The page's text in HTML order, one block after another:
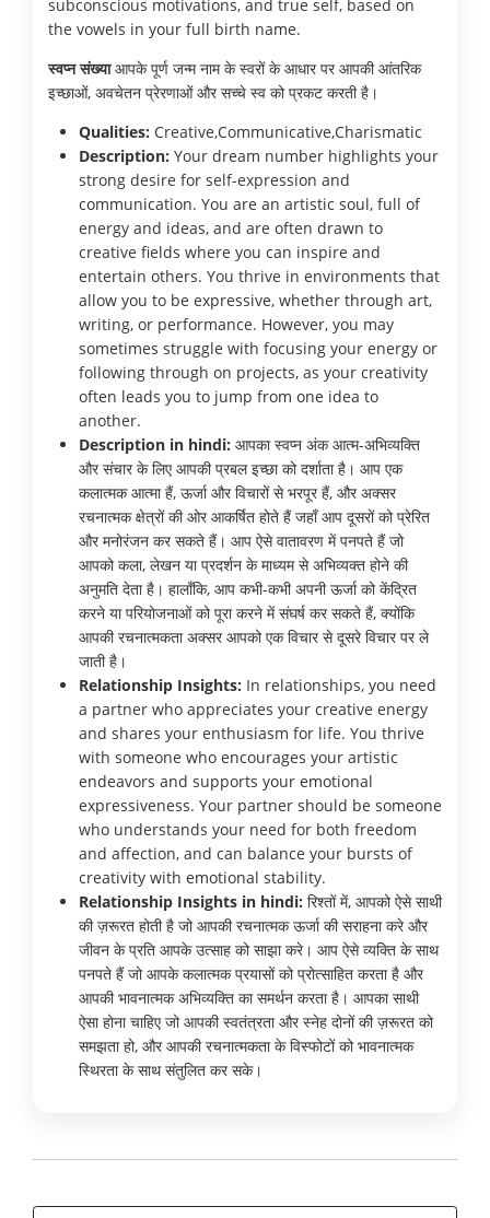
subconscious motivations, and true self, based on
the vowels in your full birth name.
स्वप्न संख्याआपके पूर्ण जन्म नाम के स्वरों के आधार पर आपकी आंतरिक
इच्छाओं, अवचेतन प्रेरणाओं और सच्चे स्व को प्रकट करती है।
Qualities: Creative,Communicative,Charismatic
Description: Your dream number highlights your
strong desire for self-expression and
communication. You are an artistic soul, full of
energy and ideas, and are often drawn to
creative fields where you can inspire and
entertain others. You thrive in environments that
allow you to be expressive, whether through art,
writing, or performance. However, you may
sometimes struggle with focusing your energy or
following through on projects, as your creativity
often leads you to jump from one idea to
another.
Description in hindi: आपका स्वप्न अंक आत्म-अभिव्यक्ति
और संचार के लिए आपकी प्रबल इच्छा को दर्शाता है। आप एक
कलात्मक आत्मा हैं, ऊर्जा और विचारों से भरपूर हैं, और अक्सर
रचनात्मक क्षेत्रों की ओर आकर्षित होते हैं जहाँ आप दूसरों को प्रेरित
और मनोरंजन कर सकते हैं। आप ऐसे वातावरण में पनपते हैं जो
आपको कला, लेखन या प्रदर्शन के माध्यम से अभिव्यक्त होने की
अनुमति देता है। हालाँकि, आप कभी-कभी अपनी ऊर्जा को केंद्रित
करने या परियोजनाओं को पूरा करने में संघर्ष कर सकते हैं, क्योंकि
आपकी रचनात्मकता अक्सर आपको एक विचार से दूसरे विचार पर ले
जाती है।
Relationship Insights: In relationships, you need
a partner who appreciates your creative energy
and shares your enthusiasm for life. You thrive
with someone who encourages your artistic
endeavors and supports your emotional
expressiveness. Your partner should be someone
who understands your need for both freedom
and affection, and can balance your bursts of
creativity with emotional stability.
Relationship Insights in hindi: रिश्तों में, आपको ऐसे साथी
की ज़रूरत होती है जो आपकी रचनात्मक ऊर्जा की सराहना करे और
जीवन के प्रति आपके उत्साह को साझा करे। आप ऐसे व्यक्ति के साथ
पनपते हैं जो आपके कलात्मक प्रयासों को प्रोत्साहित करता है और
आपकी भावनात्मक अभिव्यक्ति का समर्थन करता है। आपका साथी
ऐसा होना चाहिए जो आपकी स्वतंत्रता और स्नेह दोनों की ज़रूरत को
समझता हो, और आपकी रचनात्मकता के विस्फोटों को भावनात्मक
स्थिरता के साथ संतुलित कर सके।